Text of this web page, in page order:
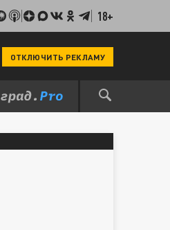
18+
ОТКЛЮЧИТЬ РЕКЛАМУ